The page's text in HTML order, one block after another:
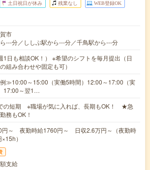
土日祝日が休み 残業なし WEB登録OK
市
---分／ししぶ駅から---分／千鳥駅から---分
1日も相談OK！） ※希望のシフトを毎月提出（日
組み合わせや固定も可）
≫10:00～15:00（実働5時間）12:00～17:00（実
17:00～翌1…
の短期 ※職場が気に入れば、長期もOK！ ★急
務もOK！
円～ 夜勤時給1760円～ 日収2.6万円～（夜勤時
）
支給